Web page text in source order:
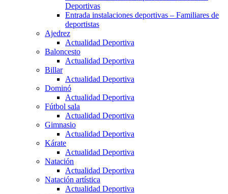
Deportivas
Entrada instalaciones deportivas – Familiares de
deportistas
Ajedrez
Actualidad Deportiva
Baloncesto
Actualidad Deportiva
Billar
Actualidad Deportiva
Dominó
Actualidad Deportiva
Fútbol sala
Actualidad Deportiva
Gimnasio
Actualidad Deportiva
Kárate
Actualidad Deportiva
Natación
Actualidad Deportiva
Natación artística
Actualidad Deportiva